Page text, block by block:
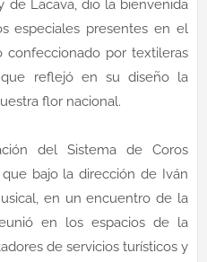
de Lacava, dio la bienvenida
especiales presentes en el
por textileras
que reflejó en su diseño la
flor nacional.
del Sistema de Coros
bajo la dirección de Iván
en un encuentro de la
en los espacios de la
de servicios turísticos y